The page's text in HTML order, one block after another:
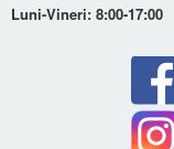
Luni-Vineri: 8:00-17:00